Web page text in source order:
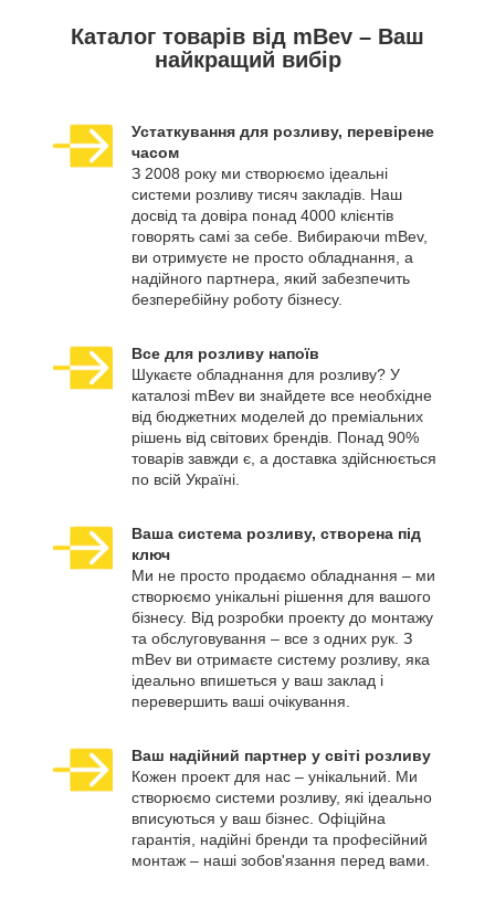
Каталог товарів від mBev – Ваш
найкращий вибір
Устаткування для розливу, перевірене
часом
З 2008 року ми створюємо ідеальні
системи розливу тисяч закладів. Наш
досвід та довіра понад 4000 клієнтів
говорять самі за себе. Вибираючи mBev,
ви отримуєте не просто обладнання, а
надійного партнера, який забезпечить
безперебійну роботу бізнесу.
Все для розливу напоїв
Шукаєте обладнання для розливу? У
каталозі mBev ви знайдете все необхідне
від бюджетних моделей до преміальних
рішень від світових брендів. Понад 90%
товарів завжди є, а доставка здійснюється
по всій Україні.
Ваша система розливу, створена під
ключ
Ми не просто продаємо обладнання – ми
створюємо унікальні рішення для вашого
бізнесу. Від розробки проекту до монтажу
та обслуговування – все з одних рук. З
mBev ви отримаєте систему розливу, яка
ідеально впишеться у ваш заклад і
перевершить ваші очікування.
Ваш надійний партнер у світі розливу
Кожен проект для нас – унікальний. Ми
створюємо системи розливу, які ідеально
вписуються у ваш бізнес. Офіційна
гарантія, надійні бренди та професійний
монтаж – наші зобов'язання перед вами.